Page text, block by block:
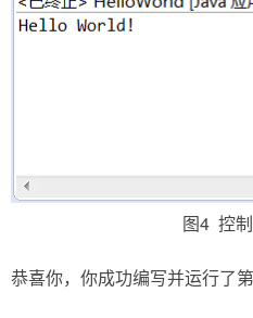
图4 控
恭喜你，你成功编写并运行了